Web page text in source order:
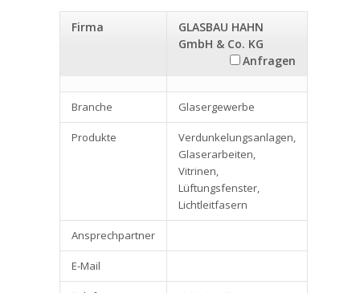
Firma
GLASBAU HAHN
GmbH & Co. KG
Anfragen
Branche Glasergewerbe
Produkte
Verdunkelungsanlagen,
Glaserarbeiten,
Vitrinen,
Lüftungsfenster,
Lichtleitfasern
Ansprechpartner
E-Mail